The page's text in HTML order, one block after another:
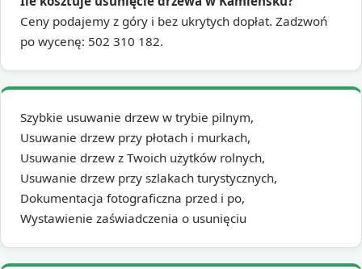
Ceny podajemy z góry i bez ukrytych dopłat. Zadzwoń
po wycenę: 502 310 182.
Szybkie usuwanie drzew w trybie pilnym,
Usuwanie drzew przy płotach i murkach,
Usuwanie drzew z Twoich użytków rolnych,
Usuwanie drzew przy szlakach turystycznych,
Dokumentacja fotograficzna przed i po,
Wystawienie zaświadczenia o usunięciu